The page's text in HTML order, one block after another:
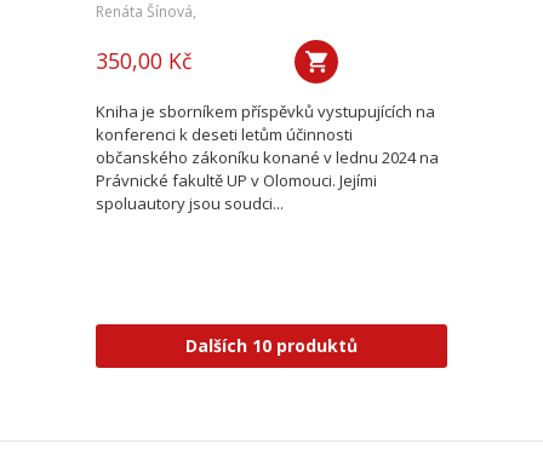
Renáta Šínová,
350,00 Kč
Kniha je sborníkem příspěvků vystupujících na
konferenci k deseti letům účinnosti
občanského zákoníku konané v lednu 2024 na
Právnické fakultě UP v Olomouci. Jejími
spoluautory jsou soudci...
Dalších 10 produktů